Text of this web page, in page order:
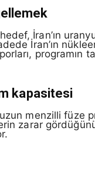
İran’ın
İran’ın
kapasitesi
menzilli füze
zarar